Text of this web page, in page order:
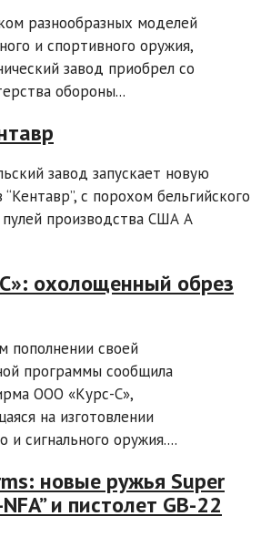
разнообразных моделей
и спортивного оружия,
завод приобрел со
обороны...
завод запускает новую
с порохом бельгийского
производства США A
охолощенный обрез
пополнении своей
программы сообщила
ООО «Курс-С»,
на изготовлении
и сигнального оружия....
новые ружья Super
и пистолет GB-22